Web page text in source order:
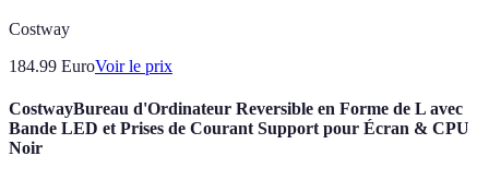
Costway
184.99 EuroVoir le prix
CostwayBureau d'Ordinateur Reversible en Forme de L avec
Bande LED et Prises de Courant Support pour Écran & CPU
Noir